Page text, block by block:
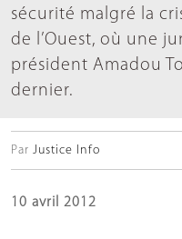
sécurité malgré la
de l’Ouest, où une
président Amadou
dernier.
Par Justice Info
10 avril 2012